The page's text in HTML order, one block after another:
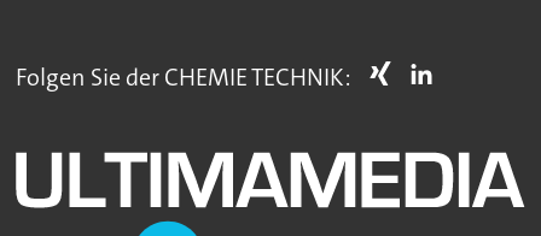
Folgen Sie der CHEMIE TECHNIK: